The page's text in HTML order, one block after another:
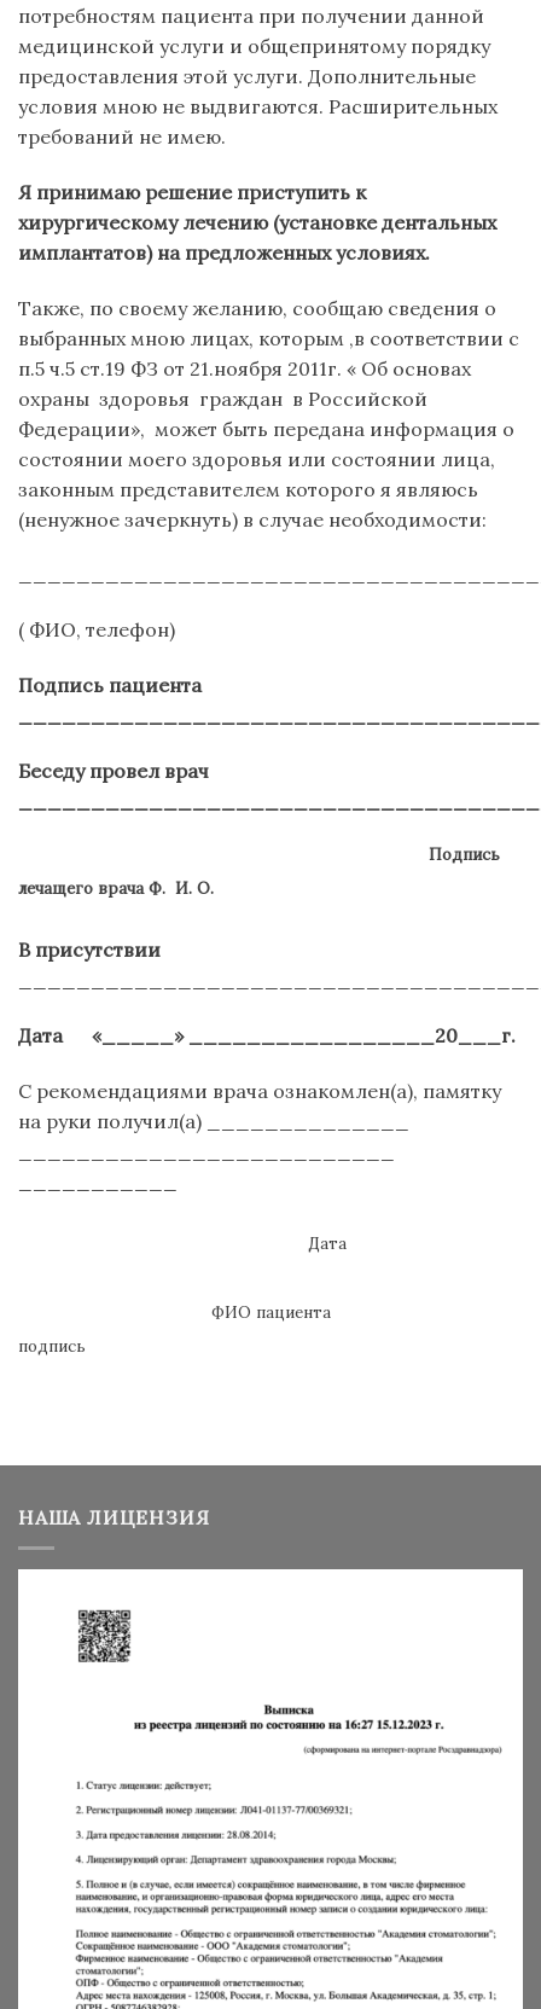
потребностям пациента при получении данной
медицинской услуги и общепринятому порядку
предоставления этой услуги. Дополнительные
условия мною не выдвигаются. Расширительных
требований не имею.
Я принимаю решение приступить к
хирургическому лечению (установке дентальных
имплантатов) на предложенных условиях.
Также, по своему желанию, сообщаю сведения о
выбранных мною лицах, которым ,в соответствии с
п.5 ч.5 ст.19 ФЗ от 21.ноября 2011г. « Об основах
охраны здоровья граждан в Российской
Федерации», может быть передана информация о
состоянии моего здоровья или состоянии лица,
законным представителем которого я являюсь
(ненужное зачеркнуть) в случае необходимости:
( ФИО, телефон)
Подпись пациента
Беседу провел врач
Подпись
лечащего врача Ф. И. О.
В присутствии
Дата «_____» _________________20___г.
С рекомендациями врача ознакомлен(а), памятку
на руки получил(а) ______________
Дата
ФИО пациента
подпись
НАША ЛИЦЕНЗИЯ